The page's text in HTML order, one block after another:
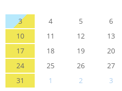
3
4 5 6
10
11 12 13
17
18 19 20
24
25 26 27
31
1 2 3